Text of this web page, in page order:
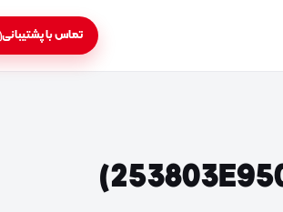
تماس با پشتیبانی